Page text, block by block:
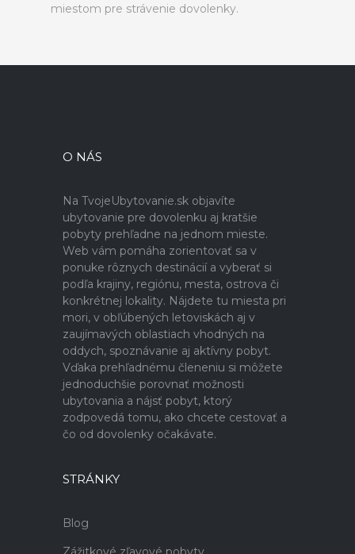
miestom pre strávenie dovolenky.
O NÁS
Na TvojeUbytovanie.sk objavíte
ubytovanie pre dovolenku aj kratšie
pobyty prehľadne na jednom mieste.
Web vám pomáha zorientovať sa v
ponuke rôznych destinácií a vyberať si
podľa krajiny, regiónu, mesta, ostrova či
konkrétnej lokality. Nájdete tu miesta pri
mori, v obľúbených letoviskách aj v
zaujímavých oblastiach vhodných na
oddych, spoznávanie aj aktívny pobyt.
Vďaka prehľadnému členeniu si môžete
jednoduchšie porovnať možnosti
ubytovania a nájsť pobyt, ktorý
zodpovedá tomu, ako chcete cestovať a
čo od dovolenky očakávate.
STRÁNKY
Blog